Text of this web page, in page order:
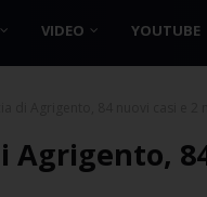
VIDEO YOUTUBE
Agrigento,